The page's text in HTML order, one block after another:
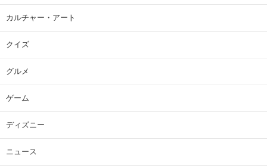
カルチャー・アート
クイズ
グルメ
ゲーム
ディズニー
ニュース